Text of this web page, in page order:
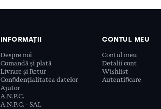
INFORMAȚII
Despre noi
Comandă și plată
Livrare și Retur
Confidențialitatea datelor
Ajutor
A.N.P.C.
A.N.P.C. - SAL
CONTUL MEU
Contul meu
Detalii cont
Wishlist
Autentificare